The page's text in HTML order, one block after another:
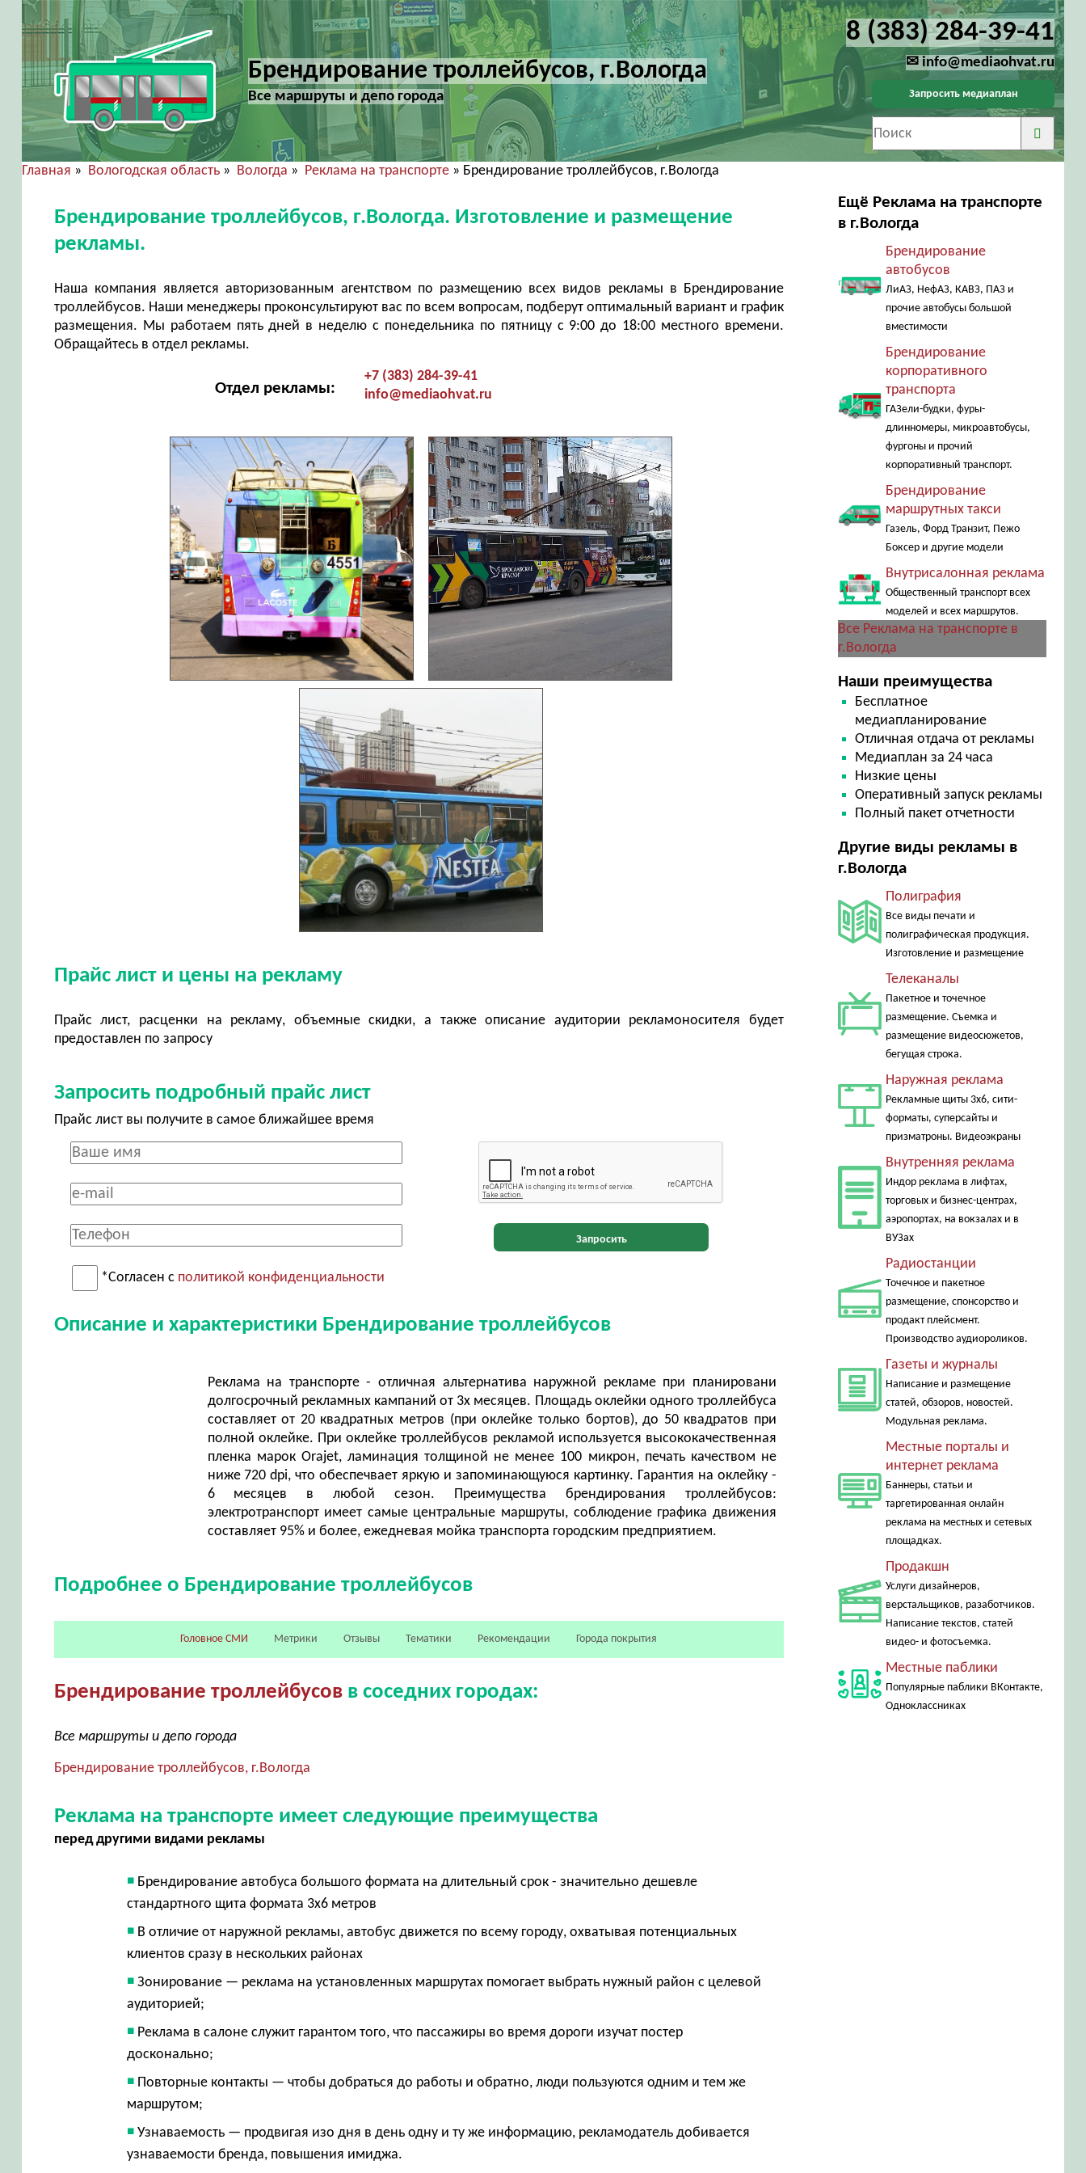
Брендирование троллейбусов, г.Вологда
Все маршруты и депо города
8 (383) 284-39-41
✉ info@mediaohvat.ru
Запросить медиаплан
Главная » Вологодская область» Вологда » Реклама на транспорте» Брендирование троллейбусов, г.Вологда
Брендирование троллейбусов, г.Вологда. Изготовление и размещение
рекламы.
Наша компания является авторизованным агентством по размещению всех видов рекламы в Брендирование
троллейбусов. Наши менеджеры проконсультируют вас по всем вопросам, подберут оптимальный вариант и график
размещения. Мы работаем пять дней в неделю с понедельника по пятницу с 9:00 до 18:00 местного времени.
Обращайтесь в отдел рекламы.
Отдел рекламы:
+7 (383) 284-39-41
info@mediaohvat.ru
Прайс лист и цены на рекламу
Прайс лист, расценки на рекламу, объемные скидки, а также описание аудитории рекламоносителя будет
предоставлен по запросу
Запросить подробный прайс лист
Прайс лист вы получите в самое ближайшее время
*Согласен с политикой конфиденциальности
Запросить
Описание и характеристики Брендирование троллейбусов
Реклама на транспорте - отличная альтернатива наружной рекламе при планировани
долгосрочный рекламных кампаний от 3х месяцев. Площадь оклейки одного троллейбуса
составляет от 20 квадратных метров (при оклейке только бортов), до 50 квадратов при
полной оклейке. При оклейке троллейбусов рекламой используется высококачественная
пленка марок Orajet, ламинация толщиной не менее 100 микрон, печать качеством не
ниже 720 dpi, что обеспечвает яркую и запоминающуюся картинку. Гарантия на оклейку -
6 месяцев в любой сезон. Преимущества брендирования троллейбусов:
электротранспорт имеет самые центральные маршруты, соблюдение графика движения
составляет 95% и более, ежедневая мойка транспорта городским предприятием.
Подробнее о Брендирование троллейбусов
Головное СМИ Метрики Отзывы Тематики Рекомендации Города покрытия
Брендирование троллейбусовв соседних городах:
Все маршруты и депо города
Брендирование троллейбусов, г.Вологда
Реклама на транспорте имеет следующие преимущества
перед другими видами рекламы
Брендирование автобуса большого формата на длительный срок - значительно дешевле
стандартного щита формата 3х6 метров
В отличие от наружной рекламы, автобус движется по всему городу, охватывая потенциальных
клиентов сразу в нескольких районах
Зонирование — реклама на установленных маршрутах помогает выбрать нужный район с целевой
аудиторией;
Реклама в салоне служит гарантом того, что пассажиры во время дороги изучат постер
досконально;
Повторные контакты — чтобы добраться до работы и обратно, люди пользуются одним и тем же
маршрутом;
Узнаваемость — продвигая изо дня в день одну и ту же информацию, рекламодатель добивается
узнаваемости бренда, повышения имиджа.
Ещё Реклама на транспорте
в г.Вологда
Брендирование
автобусов
ЛиАЗ, НефАЗ, КАВЗ, ПАЗ и
прочие автобусы большой
вместимости
Брендирование
корпоративного
транспорта
ГАЗели-будки, фуры-
длинномеры, микроавтобусы,
фургоны и прочий
корпоративный транспорт.
Брендирование
маршрутных такси
Газель, Форд Транзит, Пежо
Боксер и другие модели
Внутрисалонная реклама
Общественный транспорт всех
моделей и всех маршрутов.
Все Реклама на транспорте в
г.Вологда
Наши преимущества
Бесплатное
медиапланирование
Отличная отдача от рекламы
Медиаплан за 24 часа
Низкие цены
Оперативный запуск рекламы
Полный пакет отчетности
Другие виды рекламы в
г.Вологда
Полиграфия
Все виды печати и
полиграфическая продукция.
Изготовление и размещение
Телеканалы
Пакетное и точечное
размещение. Съемка и
размещение видеосюжетов,
бегущая строка.
Наружная реклама
Рекламные щиты 3х6, сити-
форматы, суперсайты и
призматроны. Видеоэкраны
Внутренняя реклама
Индор реклама в лифтах,
торговых и бизнес-центрах,
аэропортах, на вокзалах и в
ВУЗах
Радиостанции
Точечное и пакетное
размещение, спонсорство и
продакт плейсмент.
Производство аудиороликов.
Газеты и журналы
Написание и размещение
статей, обзоров, новостей.
Модульная реклама.
Местные порталы и
интернет реклама
Баннеры, статьи и
таргетированная онлайн
реклама на местных и сетевых
площадках.
Продакшн
Услуги дизайнеров,
верстальщиков, разаботчиков.
Написание текстов, статей
видео- и фотосъемка.
Местные паблики
Популярные паблики ВКонтакте,
Одноклассниках